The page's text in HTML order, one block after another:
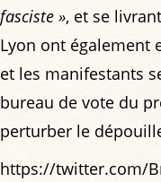
fasciste », et se
Lyon ont également
et les manifestants
bureau de vote du
perturber le
https://twitter.com/